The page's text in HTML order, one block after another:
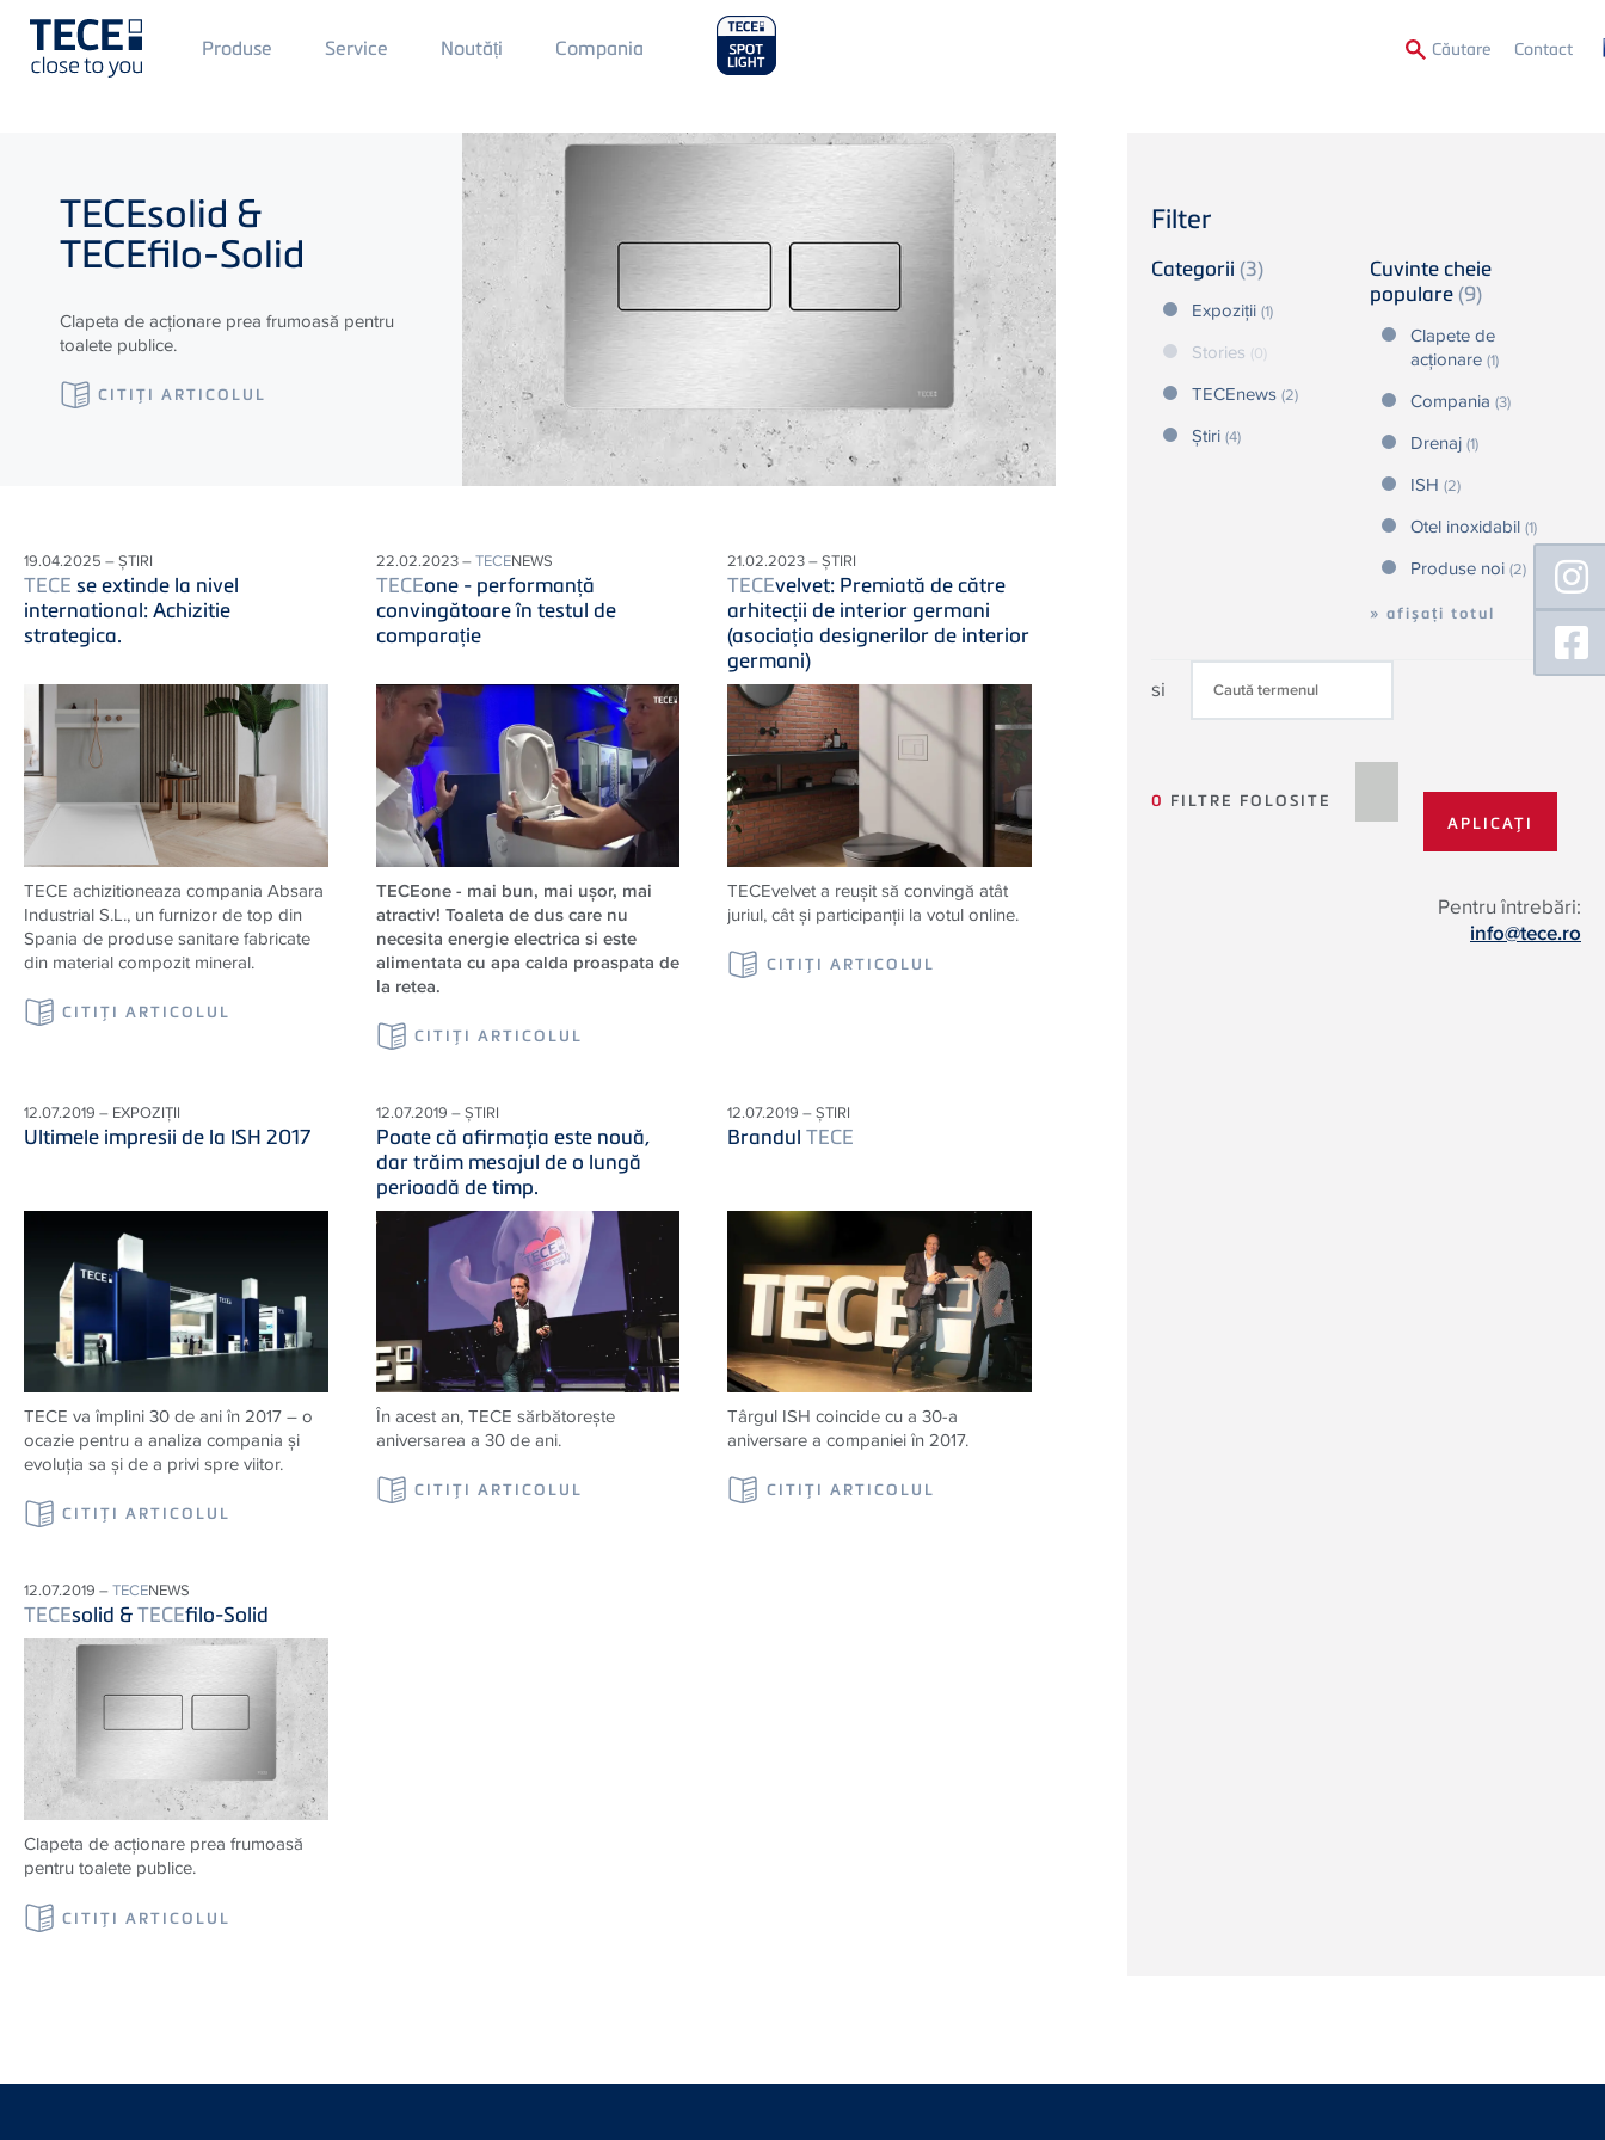
Main
Menü
Produse Service Noutăți Main
Menu
Compania Căutare Contact
Filter
Categorii (3)
Expoziții (1)
Stories (0)
TECEnews (2)
Știri (4)
Cuvinte cheie
populare (9)
Clapete de
acţionare (1)
Compania (3)
Drenaj (1)
ISH (2)
Otel inoxidabil (1)
Produse noi (2)
» afișați totul
si
0 FILTRE FOLOSITE
Pentru întrebări:
info@tece.ro
TECEsolid &
TECEfilo-Solid
Clapeta de acționare prea frumoasă pentru
toalete publice.
CITIŢI ARTICOLUL
19.04.2025 – ȘTIRI
TECE se extinde la nivel
international: Achizitie
strategica.
TECE achizitioneaza compania Absara
Industrial S.L., un furnizor de top din
Spania de produse sanitare fabricate
din material compozit mineral.
CITIŢI ARTICOLUL
22.02.2023 –TECENEWS
TECEone - performanță
convingătoare în testul de
comparație
TECEone - mai bun, mai ușor, mai
atractiv! Toaleta de dus care nu
necesita energie electrica si este
alimentata cu apa calda proaspata de
la retea.
CITIŢI ARTICOLUL
21.02.2023 – ȘTIRI
TECEvelvet: Premiată de către
arhitecții de interior germani
(asociația designerilor de interior
germani)
TECEvelvet a reușit să convingă atât
juriul, cât și participanții la votul online.
CITIŢI ARTICOLUL
12.07.2019 – EXPOZIȚII
Ultimele impresii de la ISH 2017
TECE va împlini 30 de ani în 2017 – o
ocazie pentru a analiza compania şi
evoluţia sa şi de a privi spre viitor.
CITIŢI ARTICOLUL
12.07.2019 – ȘTIRI
Poate că afirmaţia este nouă,
dar trăim mesajul de o lungă
perioadă de timp.
În acest an, TECE sărbătoreşte
aniversarea a 30 de ani.
CITIŢI ARTICOLUL
12.07.2019 – ȘTIRI
BrandulTECE
Târgul ISH coincide cu a 30-a
aniversare a companiei în 2017.
CITIŢI ARTICOLUL
12.07.2019 –TECENEWS
TECEsolid &TECEfilo-Solid
Clapeta de acționare prea frumoasă
pentru toalete publice.
CITIŢI ARTICOLUL
Floating
Sidebar